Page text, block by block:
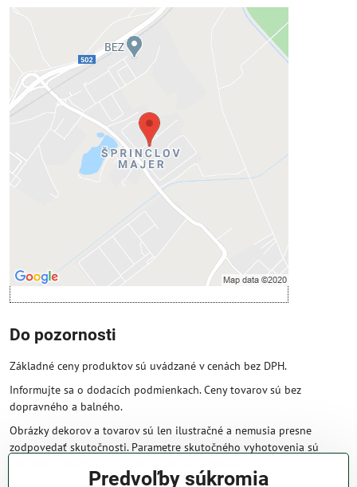
Externý obsah je blokovaný
Prajete si načítať externý obsah?
Povoliť tentokrát
Povoliť a zapamätať - súhlas s druhom
cookie: Funkčné
Otvoriť obsah v novom okne
Do pozornosti
Základné ceny produktov sú uvádzané v cenách bez DPH.
Informujte sa o dodacích podmienkach. Ceny tovarov sú bez
dopravného a balného.
Obrázky dekorov a tovarov sú len ilustračné a nemusia presne
zodpovedať skutočnosti. Parametre skutočného vyhotovenia sú
Predvoľby súkromia